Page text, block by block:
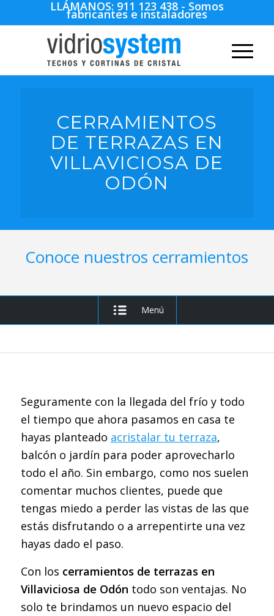
LLÁMANOS: 911 123 438 - Somos
fabricantes e instaladores
CERRAMIENTOS
DE TERRAZAS EN
VILLAVICIOSA DE
ODÓN
Conoce nuestros cerramientos
Menú
Seguramente con la llegada del frío y todo
el tiempo que ahora pasamos en casa te
hayas planteado acristalar tu terraza,
balcón o jardín para poder aprovecharlo
todo el año. Sin embargo, como nos suelen
comentar muchos clientes, puede que
tengas miedo a perder las vistas de las que
estás disfrutando o a arrepentirte una vez
hayas dado el paso.
Con los cerramientos de terrazas en
Villaviciosa de Odón todo son ventajas. No
solo te brindamos un nuevo espacio del